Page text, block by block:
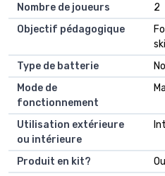
Nombre de joueurs
2
Objectif pédagogique
Type de batterie
Mode de
fonctionnement
Utilisation extérieure
ou intérieure
Produit en kit?